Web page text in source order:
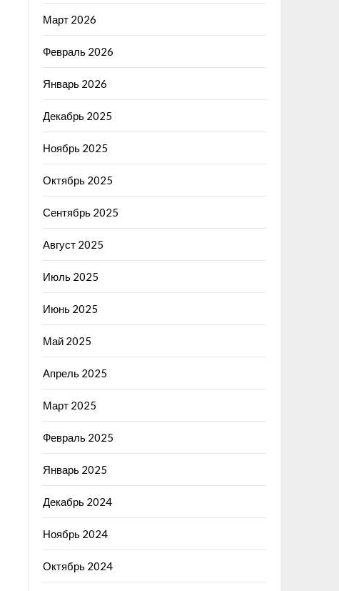
Март 2026
Февраль 2026
Январь 2026
Декабрь 2025
Ноябрь 2025
Октябрь 2025
Сентябрь 2025
Август 2025
Июль 2025
Июнь 2025
Май 2025
Апрель 2025
Март 2025
Февраль 2025
Январь 2025
Декабрь 2024
Ноябрь 2024
Октябрь 2024